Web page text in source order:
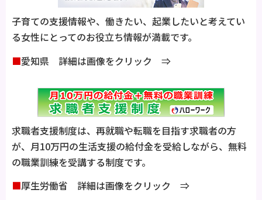
子育ての支援情報や、働きたい、起業したいと考えてい
る女性にとってのお役立ち情報が満載です。
■愛知県 詳細は画像をクリック ⇒
求職者支援制度は、再就職や転職を目指す求職者の方
が、月10万円の生活支援の給付金を受給しながら、無料
の職業訓練を受講する制度です。
■厚生労働省 詳細は画像をクリック ⇒